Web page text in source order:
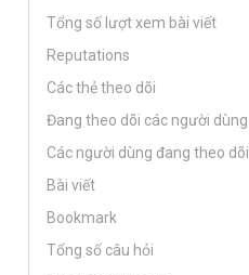
Tổng số lượt xem bài viết
Reputations
Các thẻ theo dõi
Đang theo dõi các người dùng
Các người dùng đang theo dõi
Bài viết
Bookmark
Tổng số câu hỏi